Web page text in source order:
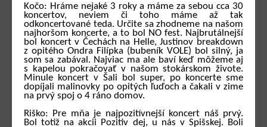
Kočo: Hráme nejaké 3 roky a máme za sebou cca 30
koncertov, neviem či toho máme až tak
odkoncertované teda. Určite sa zhodneme na našom
najhoršom koncerte, a to bol NO fest. Najbrutálnejší
bol koncert v Čechách na Helle, Justinov breakdown
z opitého Ondra Filípka (bubeník VOLE) bol silný, ja
som sa zabával. Najviac ma ale baví keď môžeme aj
s kapelou pokračovať v našom stokárskom živote.
Minule koncert v Šali bol super, po koncerte sme
dopíjali malinovky po opitých ľuďoch a čakali v zime
na prvý spoj o 4 ráno domov.
Riško: Pre mňa je najpozitívnejší koncert náš prvý.
Bol totiž na akcii Pozitiv dej, u nás v Spišskej. Boli